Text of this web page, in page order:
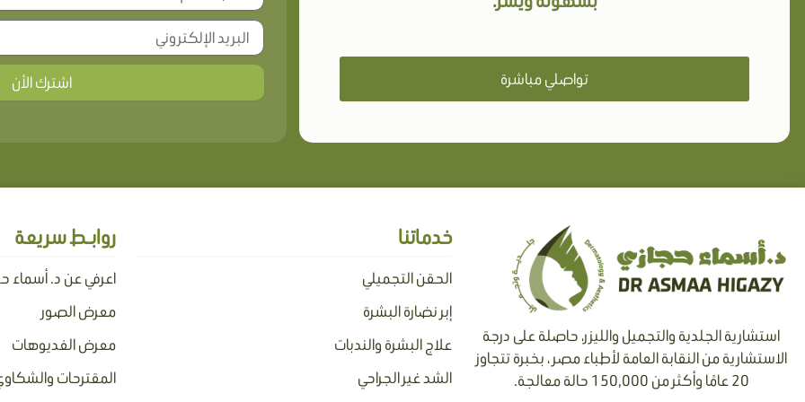
تواصلي مباشرة اشترك الأن
استشارية الجلدية والتجميل والليزر، حاصلة على درجة
الاستشارية من النقابة العامة لأطباء مصر ، بخبرة تتجاوز
20 عامًا وأكثر من 150,000 حالة معالجة.
خدماتنا
الحقن التجميلي
إبر نضارة البشرة
علاج البشرة والندبات
الشد غير الجراحي
روابـط سريعة
اعرفي عن د. أسماء
معرض الصور
معرض الفديوهات
المقترحات